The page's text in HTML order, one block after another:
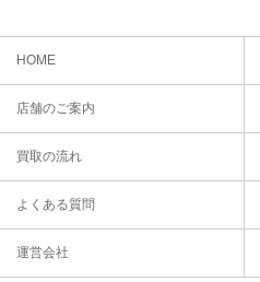
HOME
店舗のご案内
買取の流れ
よくある質問
運営会社